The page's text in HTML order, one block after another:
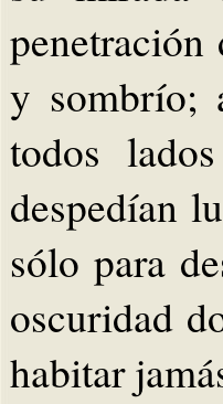
penetración
y sombrío;
todos
despedían
sólo para
oscuridad
habitar